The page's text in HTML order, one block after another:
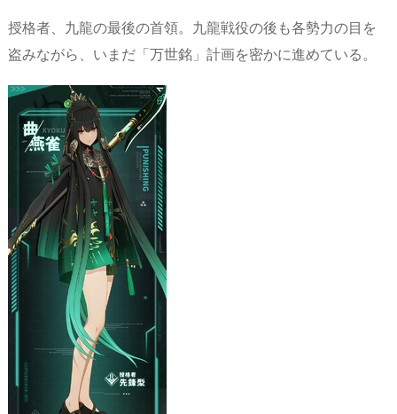
授格者、九龍の最後の首領。九龍戦役の後も各勢力の目を
盗みながら、いまだ「万世銘」計画を密かに進めている。